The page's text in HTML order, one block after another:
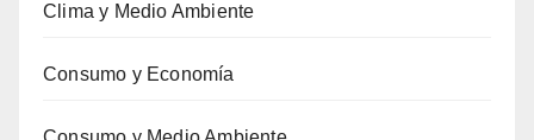
Clima y Medio Ambiente
Consumo y Economía